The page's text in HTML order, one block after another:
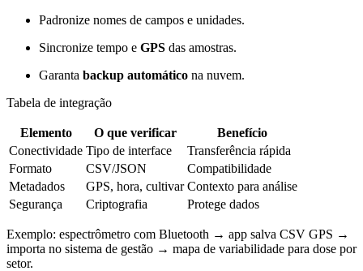
Padronize nomes de campos e unidades.
Sincronize tempo e GPS das amostras.
Garanta backup automático na nuvem.
Tabela de integração
Elemento O que verificar
Benefício
Conectividade Tipo de interface
Transferência rápida
Formato
CSV/JSON
Compatibilidade
Metadados
GPS, hora, cultivar Contexto para análise
Segurança
Criptografia Protege dados
Exemplo: espectrômetro com Bluetooth → app salva CSV GPS →
importa no sistema de gestão → mapa de variabilidade para dose por
setor.